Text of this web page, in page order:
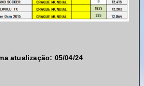
atualização: 05/04/24